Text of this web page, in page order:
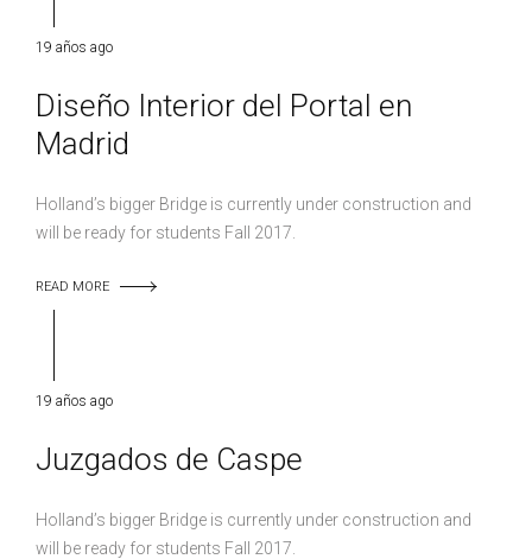
19 años ago
Diseño Interior del Portal en
Madrid
Holland’s bigger Bridge is currently under construction and
will be ready for students Fall 2017.
READ MORE
19 años ago
Juzgados de Caspe
Holland’s bigger Bridge is currently under construction and
will be ready for students Fall 2017.